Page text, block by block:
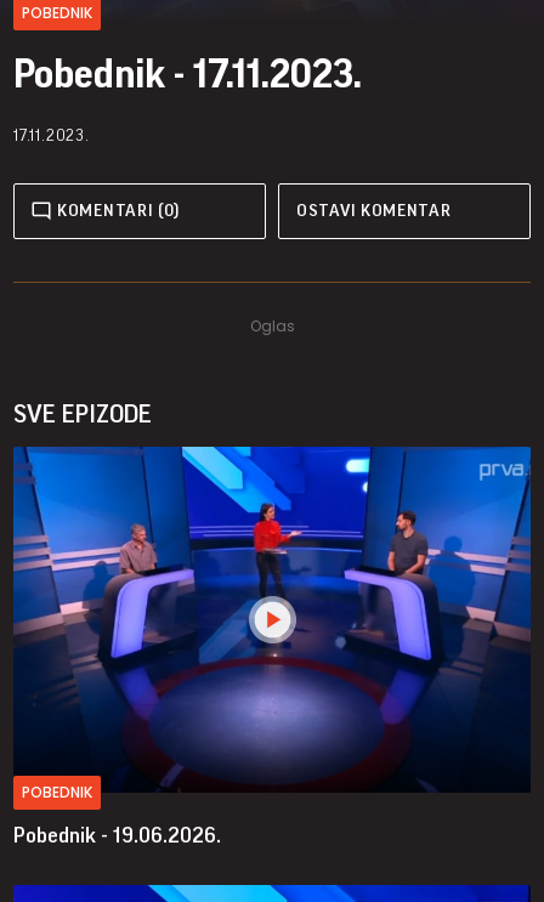
POBEDNIK
Pobednik - 17.11.2023.
17.11.2023.
KOMENTARI (0) OSTAVI KOMENTAR
SVE EPIZODE
POBEDNIK
Pobednik - 19.06.2026.